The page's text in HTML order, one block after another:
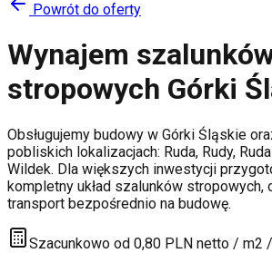
Powrót do oferty
Wynajem
stropowych Górki
Obsługujemy budowy w Górki Śląskie
pobliskich lokalizacjach: Ruda, Rudy,
Wildek. Dla większych inwestycji
kompletny układ szalunków stropowych,
transport bezpośrednio na budowę.
Szacunkowo od 0,80 PLN netto / m2